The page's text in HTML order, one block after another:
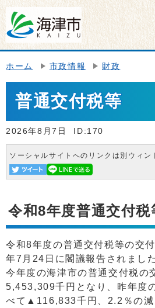
ホーム 市政情報 財政
普通交付税等
2026年8月7日 ID:170
ソーシャルサイトへのリンクは別ウィン
令和8年度普通交付税
令和8年度の普通交付税等の交
年7月24日に閣議報告されました
今年度の海津市の普通交付税の
5,453,309千円となり、昨年度
べて▲116,833千円、2.2％の減